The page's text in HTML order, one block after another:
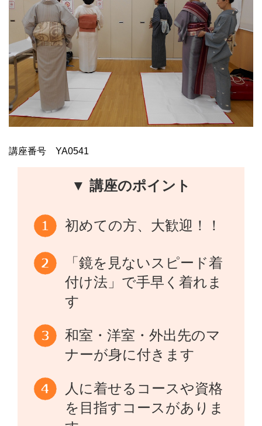
講座番号 YA0541
▼ 講座のポイント
初めての方、大歓迎！！
「鏡を見ないスピード着
付け法」で手早く着れま
す
和室・洋室・外出先のマ
ナーが身に付きます
人に着せるコースや資格
を目指すコースがありま